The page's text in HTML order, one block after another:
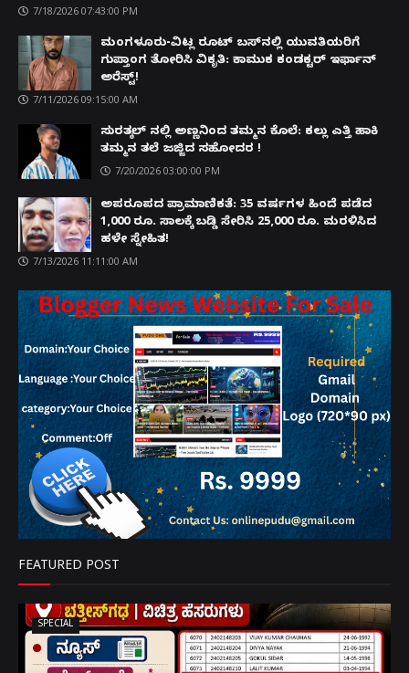
7/18/2026 07:43:00 PM
ಮಂಗಳೂರು-ವಿಟ್ಲ ರೂಟ್ ಬಸ್‌ನಲ್ಲಿ ಯುವತಿಯರಿಗೆ
ಗುಪ್ತಾಂಗ ತೋರಿಸಿ ವಿಕೃತಿ: ಕಾಮುಕ ಕಂಡಕ್ಟರ್ ಇರ್ಫಾನ್
ಅರೆಸ್ಟ್!
7/11/2026 09:15:00 AM
ಸುರತ್ಕಲ್ ನಲ್ಲಿ ಅಣ್ಣನಿಂದ ತಮ್ಮನ ಕೊಲೆ: ಕಲ್ಲು ಎತ್ತಿ ಹಾಕಿ
ತಮ್ಮನ ತಲೆ ಜಜ್ಜಿದ ಸಹೋದರ !
7/20/2026 03:00:00 PM
ಅಪರೂಪದ ಪ್ರಾಮಾಣಿಕತೆ: 35 ವರ್ಷಗಳ ಹಿಂದೆ ಪಡೆದ
1,000 ರೂ. ಸಾಲಕ್ಕೆ ಬಡ್ಡಿ ಸೇರಿಸಿ 25,000 ರೂ. ಮರಳಿಸಿದ
ಹಳೇ ಸ್ನೇಹಿತ!
7/13/2026 11:11:00 AM
FEATURED POST
SPECIAL